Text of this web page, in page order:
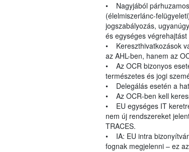
• Nagyjából
(élelmiszerlánc-
jogszabályozás,
és egységes
• Kereszthivatkozások
az AHL-ben, hanem az
• Az OCR bizonyos
természetes és jogi
• Delegálás esetén a
• Az OCR-ben kell
• EU egységes IT
nem új rendszereket
TRACES.
• IA: EU intra
fognak megjelenni – ez